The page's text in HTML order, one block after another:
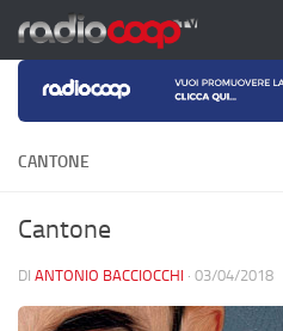
Salta al contenuto
CANTONE
Cantone
DI ANTONIO BACCIOCCHI · 03/04/2018